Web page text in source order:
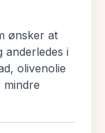
Så sæt
detaljer til
at tænke på
af
ønsker at
i
olivenolie
mindre